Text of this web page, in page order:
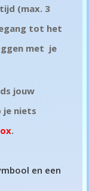
(max. 3
tot het
met je
jouw
je niets
.
en een